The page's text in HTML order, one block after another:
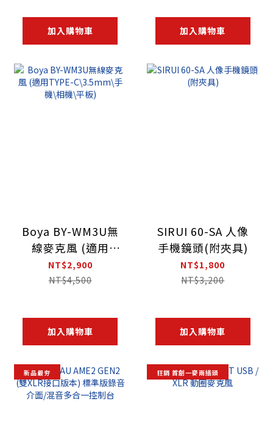
加入購物車 加入購物車
Boya BY-WM3U無
線麥克風 (適用
TYPE-C\3.5mm\手
機\相機\平板)
NT$2,900
NT$4,500
加入購物車
SIRUI 60-SA 人像
手機鏡頭(附夾具)
NT$1,800
NT$3,200
加入購物車
新品最夯 狂銷 首創一麥兩插頭